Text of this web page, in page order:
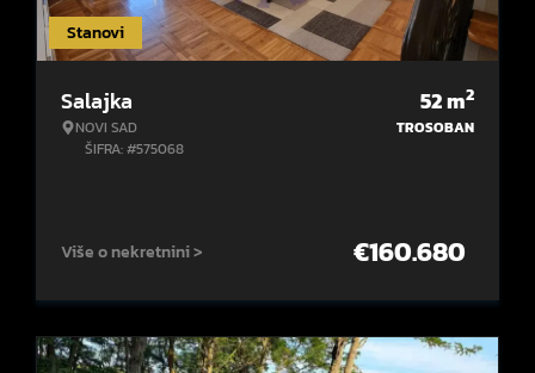
Stanovi
Salajka
NOVI SAD
ŠIFRA: #575068
52m2
TROSOBAN
Više o nekretnini > €160.680